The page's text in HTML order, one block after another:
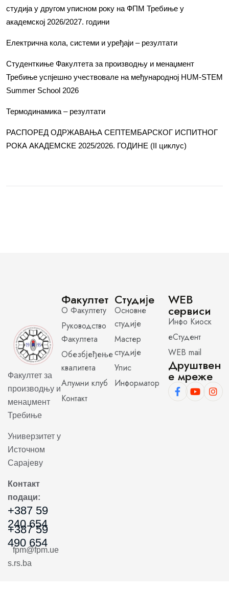
студија у другом уписном року на ФПМ Требиње у
академској 2026/2027. години
Електрична кола, системи и уређаји – резултати
Студенткиње Факултета за производњу и менаџмент
Требиње успјешно учествовале на међународној HUM-STEM
Summer School 2026
Термодинамика – резултати
РАСПОРЕД ОДРЖАВАЊА СЕПТЕМБАРСКОГ ИСПИТНОГ
РОКА АКАДЕМСКЕ 2025/2026. ГОДИНЕ (II циклус)
Факултет за
производњу и
менаџмент
Требиње
Универзитет у
Источном
Сарајеву
Контакт
подаци:
+387 59
240 654
+387 59
490 654
fpm@fpm.ue
s.rs.ba
Факултет
О Факултету
Руководство
Факултета
Обезбјеђење
квалитета
Алумни клуб
Контакт
Студије
Основне
студије
Мастер
студије
Упис
Информатор
WEB
сервиси
Инфо Киоск
еСтудент
WEB mail
Друштвен
е мреже